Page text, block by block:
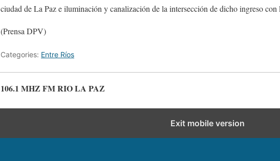
ciudad de La Paz e iluminación y canalización de la intersección de dicho ingreso con
(Prensa DPV)
Categories: Entre Ríos
106.1 MHZ FM RIO LA PAZ
Exit mobile version